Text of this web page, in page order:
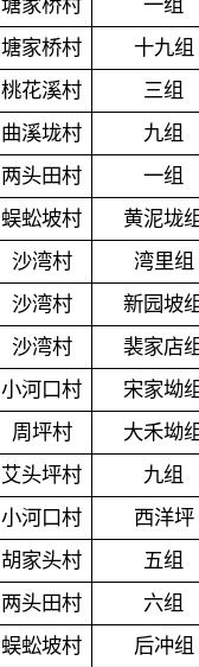
塘家桥村
一组
塘家桥村
十九组
桃花溪村
三组
曲溪垅村
九组
两头田村
一组
蜈蚣坡村
黄泥垅
沙湾村
湾里组
沙湾村
新园坡
沙湾村
裴家店
小河口村
宋家坳
周坪村
大禾坳
艾头坪村
九组
小河口村
西洋坪
胡家头村
五组
两头田村
六组
蜈蚣坡村
后冲组